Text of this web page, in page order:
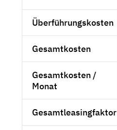
Überführungskosten
Gesamtkosten
Gesamtkosten /
Monat
Gesamtleasingfaktor